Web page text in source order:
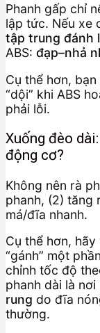
Phanh gấp chỉ
lập tức. Nếu xe
tập trung đánh
ABS: đạp–nhả
Cụ thể hơn,
“dội” khi ABS
phải lỗi.
Xuống đèo
động cơ?
Không nên rà
phanh, (2) tăng
má/đĩa nhanh.
Cụ thể hơn,
“gánh” một
chỉnh tốc độ
phanh dài là
rung do đĩa
thường.